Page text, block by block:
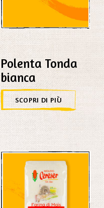
Polenta Tonda
bianca
SCOPRI DI PIÙ